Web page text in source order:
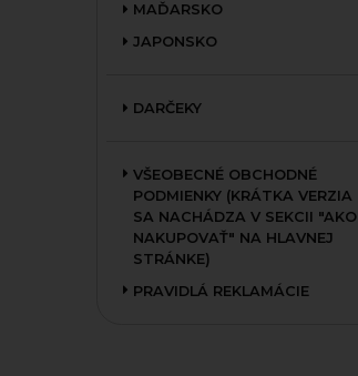
MAĎARSKO
JAPONSKO
DARČEKY
VŠEOBECNÉ OBCHODNÉ
PODMIENKY (KRÁTKA VERZIA
SA NACHÁDZA V SEKCII "AKO
NAKUPOVAŤ" NA HLAVNEJ
STRÁNKE)
PRAVIDLÁ REKLAMÁCIE